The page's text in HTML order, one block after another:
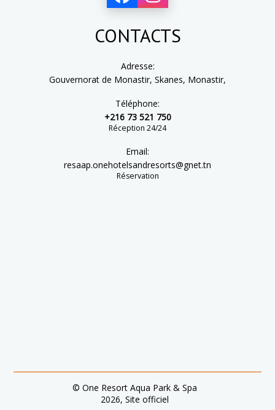
CONTACTS
Adresse:
Gouvernorat de Monastir, Skanes, Monastir,
Téléphone:
+216 73 521 750
Réception 24/24
Email:
resaap.onehotelsandresorts@gnet.tn
Réservation
© One Resort Aqua Park & Spa
2026, Site officiel